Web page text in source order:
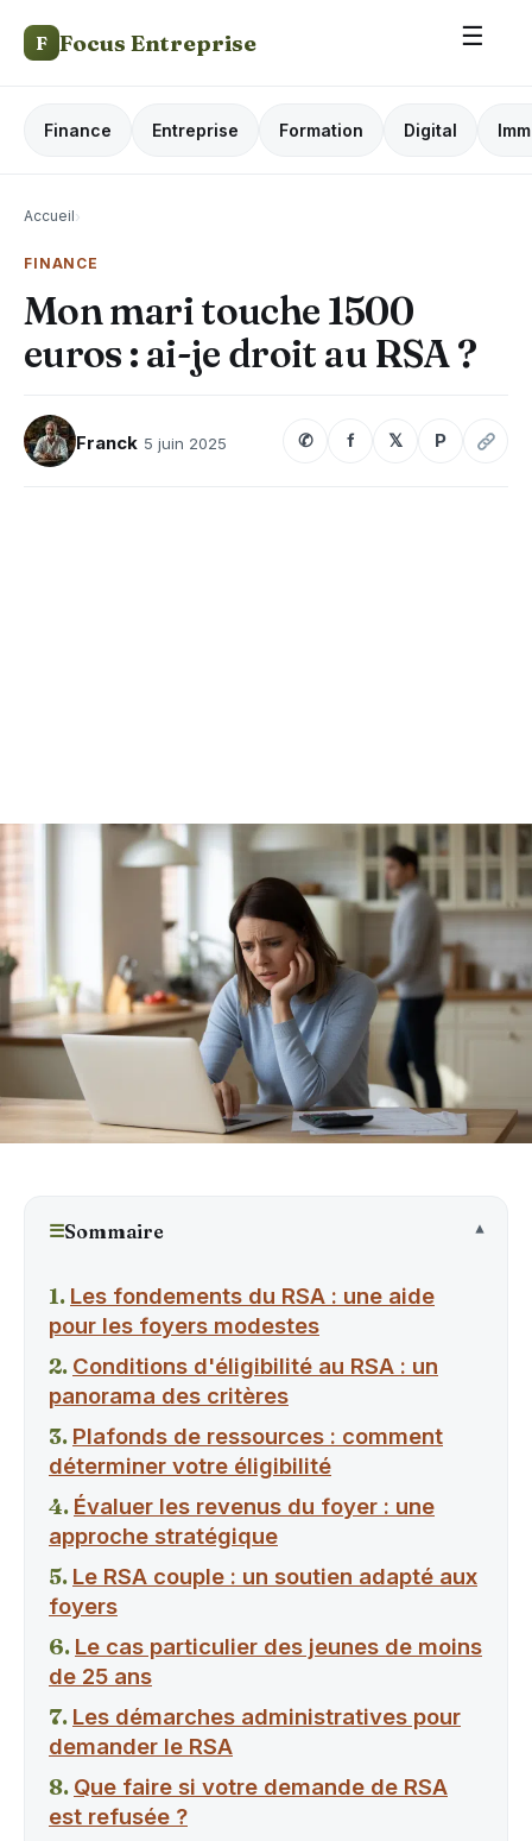
F Focus Entreprise ☰
Finance Entreprise Formation Digital
Accueil›
FINANCE
Mon mari touche 1500
euros : ai-je droit au RSA ?
Franck 5 juin 2025 ✆ f 𝕏 P
☰Sommaire
Les fondements du RSA : une aide
pour les foyers modestes
Conditions d'éligibilité au RSA : un
panorama des critères
Plafonds de ressources : comment
déterminer votre éligibilité
Évaluer les revenus du foyer : une
approche stratégique
Le RSA couple : un soutien adapté aux
foyers
Le cas particulier des jeunes de moins
de 25 ans
Les démarches administratives pour
demander le RSA
Que faire si votre demande de RSA
est refusée ?